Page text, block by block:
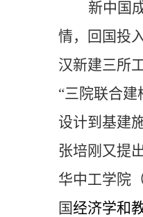
新中国
情，回国投
汉新建三所
“三院联合
设计到基建
张培刚又提
华中工学院
国经济学和